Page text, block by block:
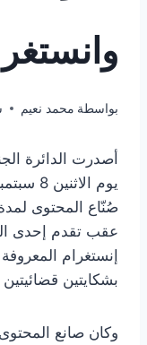
بواسطة محمد نعيم
أصدرت الدائرة
صُنّاع المحتوى
عقب تقدم إحدى
إنستغرام
بشكايتين
وكان صانع